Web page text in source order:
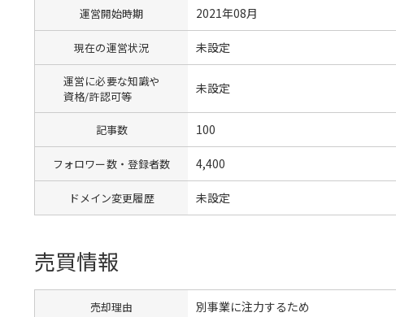
運営開始時期 2021年08月
現在の運営状況 未設定
運営に必要な知識や
資格/許認可等
未設定
記事数 100
フォロワー数・登録者数 4,400
ドメイン変更履歴 未設定
売買情報
売却理由 別事業に注力するため